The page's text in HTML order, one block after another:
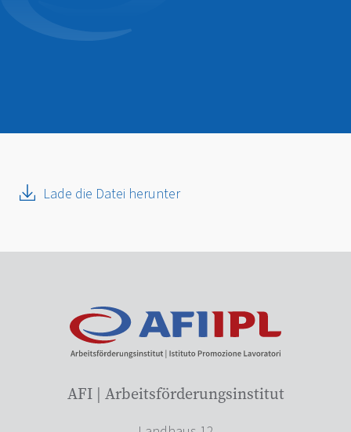
Lade die Datei herunter
AFI | Arbeitsförderungsinstitut